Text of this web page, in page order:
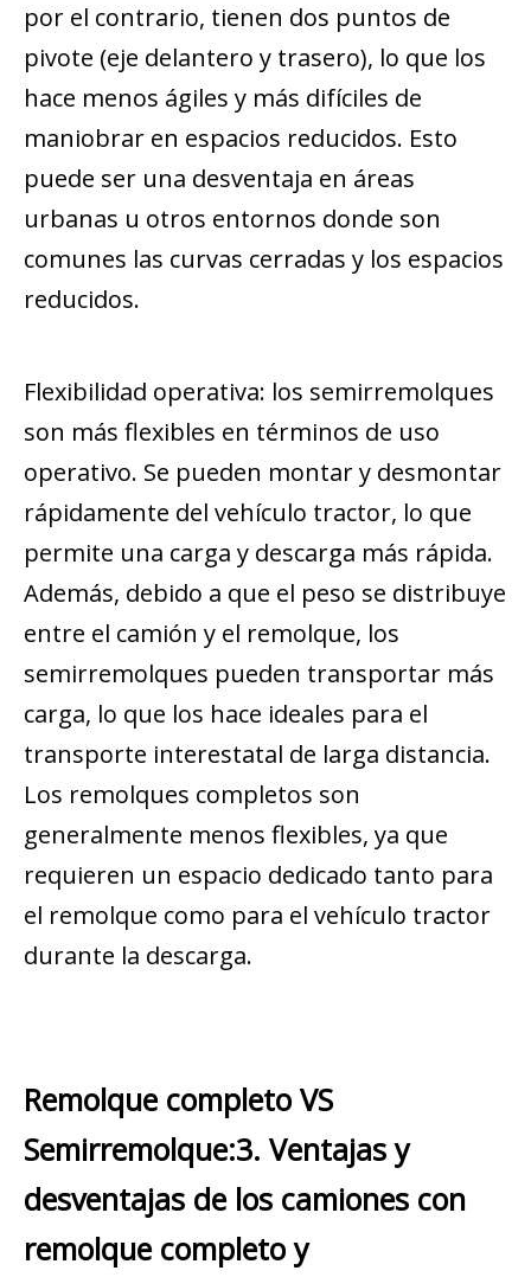
por el contrario, tienen dos puntos de
pivote (eje delantero y trasero), lo que los
hace menos ágiles y más difíciles de
maniobrar en espacios reducidos. Esto
puede ser una desventaja en áreas
urbanas u otros entornos donde son
comunes las curvas cerradas y los espacios
reducidos.
Flexibilidad operativa: los semirremolques
son más flexibles en términos de uso
operativo. Se pueden montar y desmontar
rápidamente del vehículo tractor, lo que
permite una carga y descarga más rápida.
Además, debido a que el peso se distribuye
entre el camión y el remolque, los
semirremolques pueden transportar más
carga, lo que los hace ideales para el
transporte interestatal de larga distancia.
Los remolques completos son
generalmente menos flexibles, ya que
requieren un espacio dedicado tanto para
el remolque como para el vehículo tractor
durante la descarga.
Remolque completo VS
Semirremolque:3. Ventajas y
desventajas de los camiones con
remolque completo y